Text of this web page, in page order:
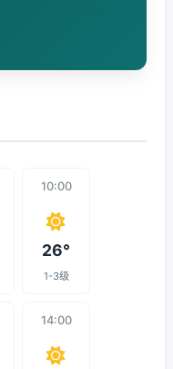
10:00
26°
1-3级
14:00